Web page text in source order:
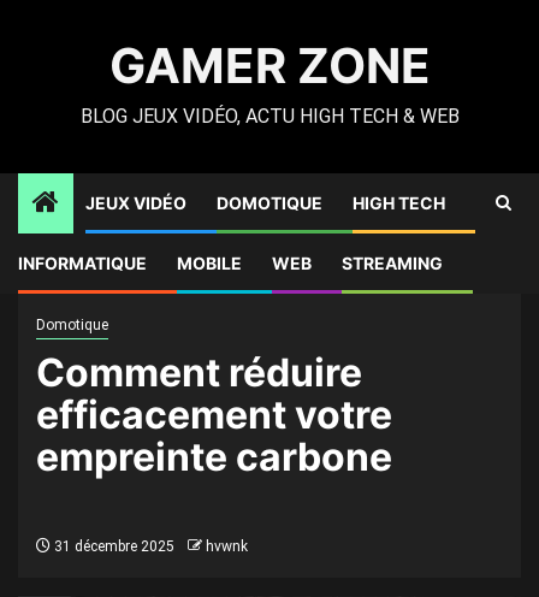
GAMER ZONE
BLOG JEUX VIDÉO, ACTU HIGH TECH & WEB
JEUX VIDÉO DOMOTIQUE HIGH TECH
INFORMATIQUE MOBILE WEB STREAMING
votre empreinte carbone
Domotique
Comment réduire
efficacement votre
empreinte carbone
31 décembre 2025 hvwnk